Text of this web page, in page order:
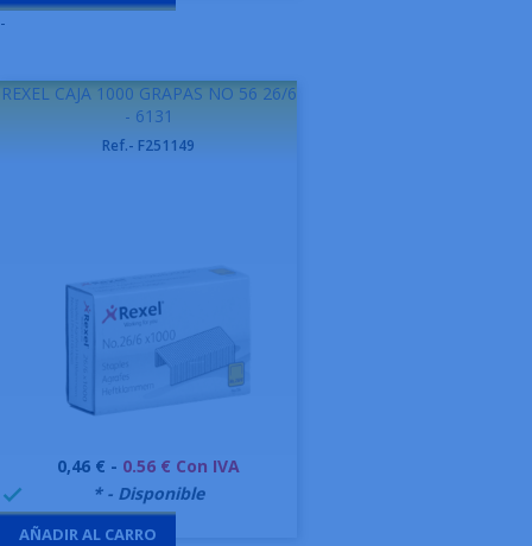
-
REXEL CAJA 1000 GRAPAS NO 56 26/6
- 6131
Ref.- F251149
Precio
0,46 € - 0.56 € Con IVA
 * - Disponible
AÑADIR AL CARRO